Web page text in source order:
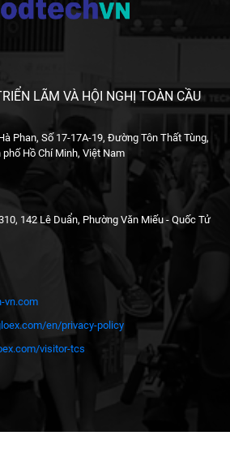
LÃM VÀ HỘI NGHỊ TOÀN CẦU
Phan, Số 17-17A-19, Đường Tôn Thất Tùng,
Hồ Chí Minh, Việt Nam
142 Lê Duẩn, Phường Văn Miếu - Quốc Tử
vn.com
en/privacy-policy
visitor-tcs